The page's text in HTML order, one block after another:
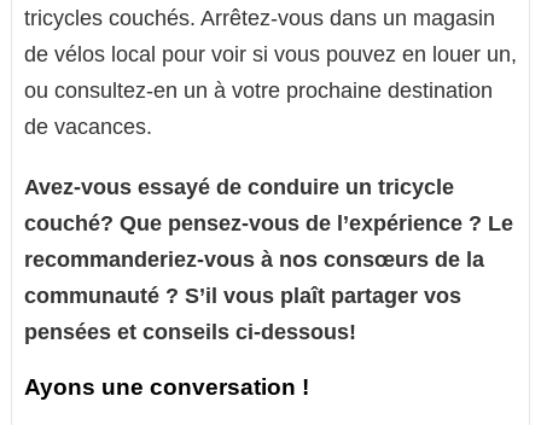
tricycles couchés. Arrêtez-vous dans un magasin
de vélos local pour voir si vous pouvez en louer un,
ou consultez-en un à votre prochaine destination
de vacances.
Avez-vous essayé de conduire un tricycle
couché? Que pensez-vous de l’expérience ? Le
recommanderiez-vous à nos consœurs de la
communauté ? S’il vous plaît partager vos
pensées et conseils ci-dessous!
Ayons une conversation !